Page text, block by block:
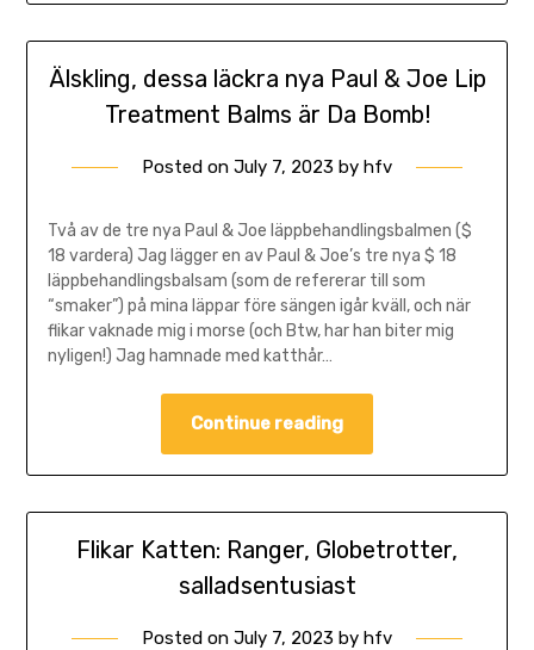
Älskling, dessa läckra nya Paul & Joe Lip
Treatment Balms är Da Bomb!
Posted on July 7, 2023 by hfv
Två av de tre nya Paul & Joe läppbehandlingsbalmen ($
18 vardera) Jag lägger en av Paul & Joe’s tre nya $ 18
läppbehandlingsbalsam (som de refererar till som
“smaker”) på mina läppar före sängen igår kväll, och när
flikar vaknade mig i morse (och Btw, har han biter mig
nyligen!) Jag hamnade med katthår…
Continue reading
Flikar Katten: Ranger, Globetrotter,
salladsentusiast
Posted on July 7, 2023 by hfv